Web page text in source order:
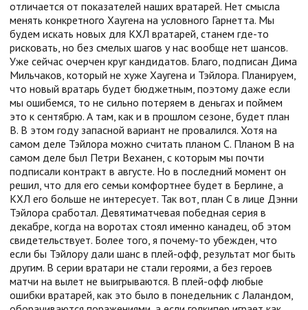
отличается от показателей наших вратарей. Нет смысла
менять конкретного Хаугена на условного Гарнетта. Мы
будем искать новых для КХЛ вратарей, станем где-то
рисковать, но без смелых шагов у нас вообще нет шансов.
Уже сейчас очерчен круг кандидатов. Благо, подписан Дима
Мильчаков, который не хуже Хаугена и Тэйлора. Планируем,
что новый вратарь будет бюджетным, поэтому даже если
мы ошибемся, то не сильно потеряем в деньгах и поймем
это к сентябрю. А там, как и в прошлом сезоне, будет план
B. В этом году запасной вариант не провалился. Хотя на
самом деле Тэйлора можно считать планом C. Планом B на
самом деле был Петри Веханен, с которым мы почти
подписали контракт в августе. Но в последний момент он
решил, что для его семьи комфортнее будет в Берлине, а
КХЛ его больше не интересует. Так вот, план C в лице Дэнни
Тэйлора сработал. Девятиматчевая победная серия в
декабре, когда на воротах стоял именно канадец, об этом
свидетельствует. Более того, я почему-то убежден, что
если бы Тэйлору дали шанс в плей-офф, результат мог быть
другим. В серии вратари не стали героями, а без героев
матчи на вылет не выигрываются. В плей-офф любые
ошибки вратарей, как это было в понедельник с Лаландом,